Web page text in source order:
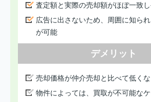
査定額と実際の売却額がほぼ一致
広告に出さないため、周囲に知ら
が可能
デメリット
売却価格が仲介売却と比べて低く
物件によっては、買取が不可能な